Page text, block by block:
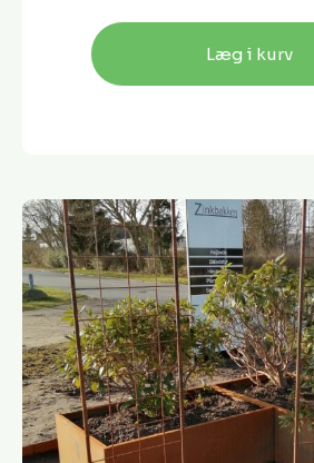
Læg i kurv